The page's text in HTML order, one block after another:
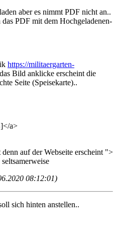
aber es nimmt PDF nicht an..
PDF mit dem Hochgeladenen-
https://militaergarten-
Bild anklicke erscheint die
Seite (Speisekarte)..
a>
auf der Webseite erscheint ">
08:12:01)
sich hinten anstellen..